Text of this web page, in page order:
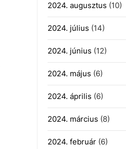
2024. augusztus (10)
2024. július (14)
2024. június (12)
2024. május (6)
2024. április (6)
2024. március (8)
2024. február(6)